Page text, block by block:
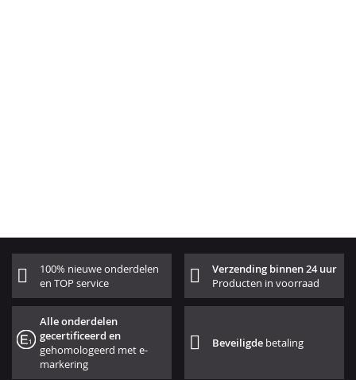
100% nieuwe onderdelen
en TOP service
Verzending binnen 24 uur
Producten in voorraad
Alle onderdelen
gecertificeerd en
gehomologeerd met e-
markering
Beveiligde betaling